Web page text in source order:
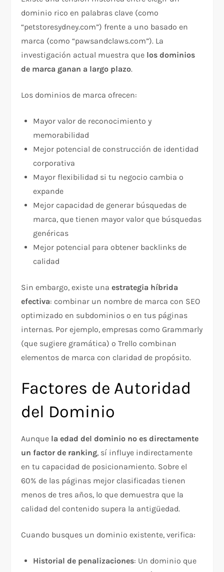
dominio rico en palabras clave (como
“petstoresydney.com”) frente a uno basado en
marca (como “pawsandclaws.com”). La
investigación actual muestra que los dominios
de marca ganan a largo plazo.​
Los dominios de marca ofrecen:
Mayor valor de reconocimiento y
memorabilidad
Mejor potencial de construcción de identidad
corporativa
Mayor flexibilidad si tu negocio cambia o
expande
Mejor capacidad de generar búsquedas de
marca, que tienen mayor valor que búsquedas
genéricas
Mejor potencial para obtener backlinks de
calidad​
Sin embargo, existe unaestrategia híbrida
efectiva: combinar un nombre de marca con SEO
optimizado en subdominios o en tus páginas
internas. Por ejemplo, empresas como Grammarly
(que sugiere gramática) o Trello combinan
elementos de marca con claridad de propósito.​
Factores de Autoridad
del Dominio
Aunque la edad del dominio no es directamente
un factor de ranking, sí influye indirectamente
en tu capacidad de posicionamiento. Sobre el
60% de las páginas mejor clasificadas tienen
menos de tres años, lo que demuestra que la
calidad del contenido supera la antigüedad.​
Cuando busques un dominio existente, verifica:
Historial de penalizaciones: Un dominio que